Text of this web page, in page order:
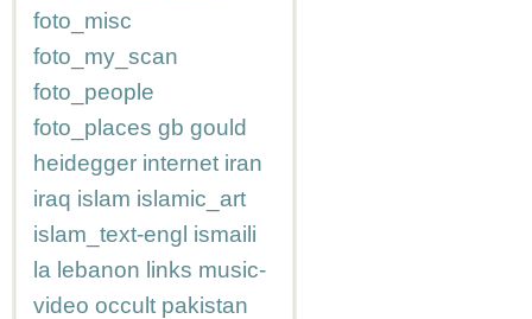
foto_misc
foto_my_scan
foto_people
foto_places gb gould
heidegger internet iran
iraq islam islamic_art
islam_text-engl ismaili
la lebanon links music-
video occult pakistan